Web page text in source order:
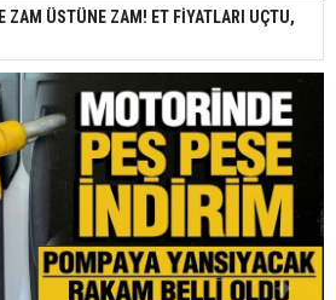
ZAM ÜSTÜNE ZAM! ET FİYATLARI UÇTU,